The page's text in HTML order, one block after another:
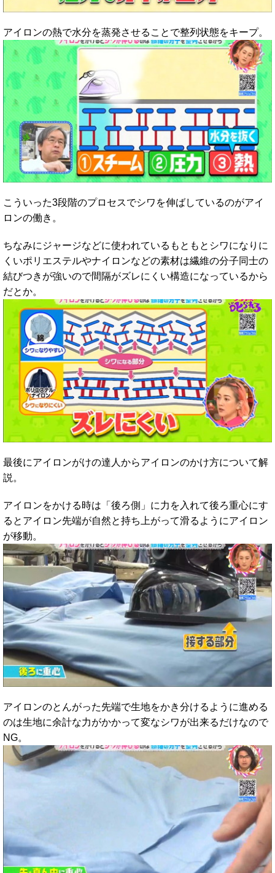
アイロンの熱で水分を蒸発させることで整列状態をキープ。
こういった3段階のプロセスでシワを伸ばしているのがアイ
ロンの働き。
ちなみにジャージなどに使われているもともとシワになりに
くいポリエステルやナイロンなどの素材は繊維の分子同士の
結びつきが強いので間隔がズレにくい構造になっているから
だとか。
最後にアイロンがけの達人からアイロンのかけ方について解
説。
アイロンをかける時は「後ろ側」に力を入れて後ろ重心にす
るとアイロン先端が自然と持ち上がって滑るようにアイロン
が移動。
アイロンのとんがった先端で生地をかき分けるように進める
のは生地に余計な力がかかって変なシワが出来るだけなので
NG。